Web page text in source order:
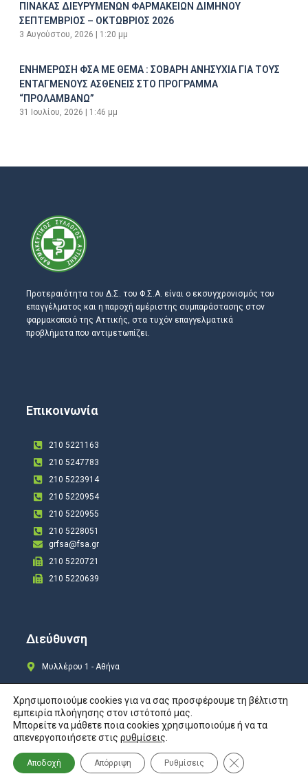
ΠΙΝΑΚΑΣ ΔΙΕΥΡΥΜΕΝΩΝ ΦΑΡΜΑΚΕΙΩΝ ΔΙΜΗΝΟΥ
ΣΕΠΤΕΜΒΡΙΟΣ – ΟΚΤΩΒΡΙΟΣ 2026
3 Αυγούστου, 2026 1:20 μμ
ΕΝΗΜΕΡΩΣΗ ΦΣΑ ΜΕ ΘΕΜΑ : ΣΟΒΑΡΗ ΑΝΗΣΥΧΙΑ ΓΙΑ ΤΟΥΣ
ΕΝΤΑΓΜΕΝΟΥΣ ΑΣΘΕΝΕΙΣ ΣΤΟ ΠΡΟΓΡΑΜΜΑ
“ΠΡΟΛΑΜΒΑΝΩ”
31 Ιουλίου, 2026 1:46 μμ
Προτεραιότητα του Δ.Σ. του Φ.Σ.Α. είναι ο εκσυγχρονισμός του
επαγγέλματος και η παροχή αμέριστης συμπαράστασης στον
φαρμακοποιό της Αττικής, στα τυχόν επαγγελματικά
προβλήματα που αντιμετωπίζει.
Επικοινωνία
210 5221163
210 5247783
210 5223914
210 5220954
210 5220955
210 5228051
grfsa@fsa.gr
210 5220721
210 5220639
Διεύθυνση
Μυλλέρου 1 - Αθήνα
Copyright © 2024 All rights Reserved. Design byCOSMOTE New Site4U
Προστασία Προσωπικών Δεδομένων
Χρησιμοποιούμε cookies για να σας προσφέρουμε τη βέλτιστη
εμπειρία πλοήγησης στον ιστότοπό μας.
Μπορείτε να μάθετε ποια cookies χρησιμοποιούμε ή να τα
απενεργοποιήσετε στις ρυθμίσεις
Αποδοχή Απόρριψη Ρυθμίσεις Κλείσιμο του